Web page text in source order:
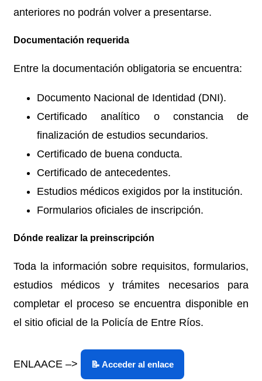
anteriores no podrán volver a presentarse.
Documentación requerida
Entre la documentación obligatoria se encuentra:
Documento Nacional de Identidad (DNI).
Certificado analítico o constancia de
finalización de estudios secundarios.
Certificado de buena conducta.
Certificado de antecedentes.
Estudios médicos exigidos por la institución.
Formularios oficiales de inscripción.
Dónde realizar la preinscripción
Toda la información sobre requisitos, formularios,
estudios médicos y trámites necesarios para
completar el proceso se encuentra disponible en
el sitio oficial de la Policía de Entre Ríos.
ENLAACE –>